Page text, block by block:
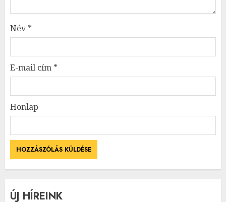
Név*
E-mail cím *
Honlap
ÚJ HÍREINK